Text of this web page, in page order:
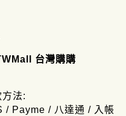
台灣購購
方法:
/ Payme / 八達通 / 入帳